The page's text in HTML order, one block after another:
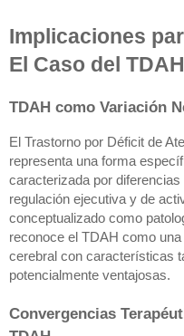
Implicaciones
El Caso del TDAH
TDAH como Variación
El Trastorno por Déficit de
representa una forma
caracterizada por
regulación ejecutiva y de
conceptualizado como
reconoce el TDAH como
cerebral con características
potencialmente ventajosas.
Convergencias